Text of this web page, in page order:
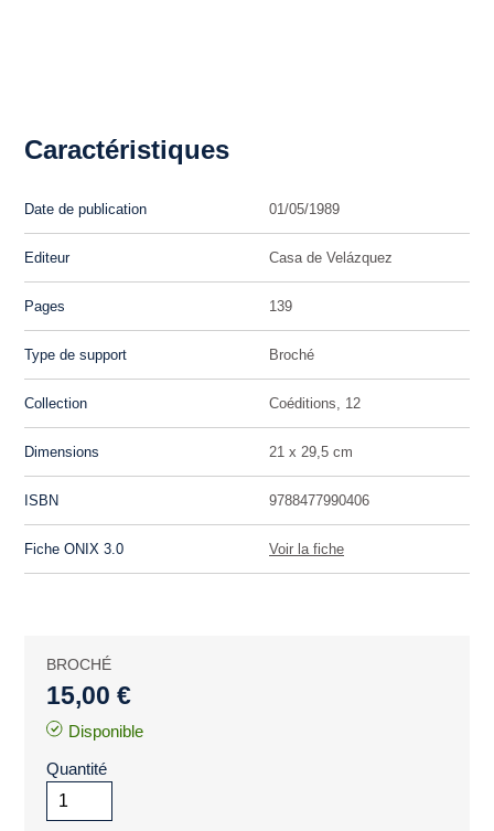
Caractéristiques
Date de publication 01/05/1989
Editeur Casa de Velázquez
Pages 139
Type de support Broché
Collection Coéditions, 12
Dimensions 21 x 29,5 cm
ISBN 9788477990406
Fiche ONIX 3.0 Voir la fiche
BROCHÉ
15,00 €
Disponible
Quantité